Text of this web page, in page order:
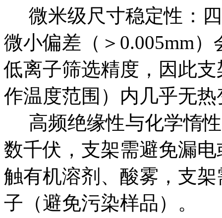
微米级尺寸稳定性：四
微小偏差（＞0.005mm
低离子筛选精度，因此
作温度范围）内几乎无热
高频绝缘性与化学惰
数千伏，支架需避免漏
触有机溶剂、酸雾，支
子（避免污染样品）。​